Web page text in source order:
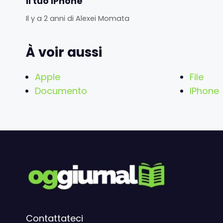
Il y a 2 anni di Alexei Momata
À voir aussi
Apple
Documento
File
IPhone
Contattateci